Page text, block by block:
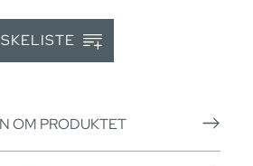
OM PRODUKTET